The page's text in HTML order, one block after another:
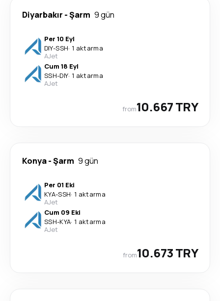
Diyarbakır -Şarm 9 gün
Per 10 Eyl
DIY-SSH· 1 aktarma
AJet
Cum 18 Eyl
SSH-DIY· 1 aktarma
AJet
from10.667 TRY
Konya-Şarm 9 gün
Per 01 Eki
KYA-SSH· 1 aktarma
AJet
Cum 09 Eki
SSH-KYA· 1 aktarma
AJet
from10.673 TRY